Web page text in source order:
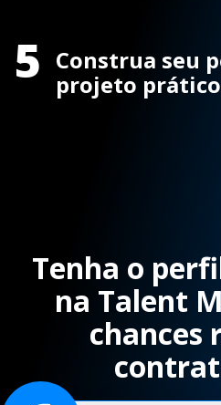
5 Construa seu
projeto
Tenha o
na Talent
chances